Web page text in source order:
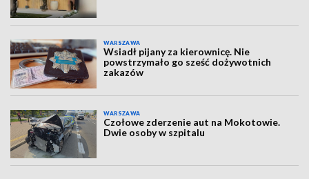
WARSZAWA
Wsiadł pijany za kierownicę. Nie
powstrzymało go sześć dożywotnich
zakazów
WARSZAWA
Czołowe zderzenie aut na Mokotowie.
Dwie osoby w szpitalu